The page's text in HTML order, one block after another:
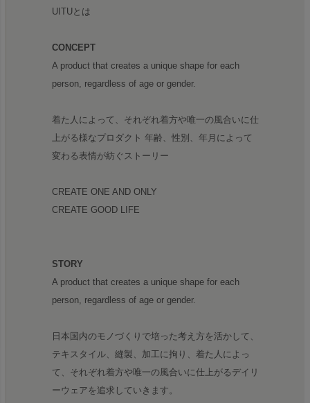
UITUとは
CONCEPT
A product that creates a unique shape for each
person, regardless of age or gender.
着た人によって、それぞれ着方や唯一の風合いに仕
上がる様なプロダクト 年齢、性別、年月によって
変わる表情が紡ぐストーリー
CREATE ONE AND ONLY
CREATE GOOD LIFE
STORY
A product that creates a unique shape for each
person, regardless of age or gender.
日本国内のモノづくりで培った考え方を活かして、
テキスタイル、縫製、加工に拘り、着た人によっ
て、それぞれ着方や唯一の風合いに仕上がるデイリ
ーウェアを追求していきます。